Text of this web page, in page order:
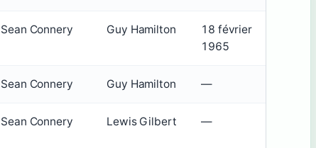
Sean Connery Guy Hamilton
18 février
1965
Sean Connery Guy Hamilton —
Sean Connery Lewis Gilbert —